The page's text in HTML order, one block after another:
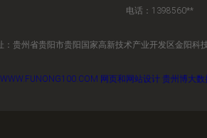
电话：1398560**
：贵州省贵阳市贵阳国家高新技术产业开发区金阳科
WWW.FUNONG100.COM 网页和网站设计 贵州博大数